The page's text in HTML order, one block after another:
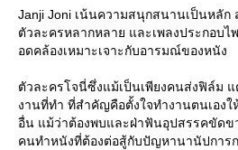
Janji Joni เน้นความสนุกสนานเป็นหลัก
ตัวละครหลากหลาย และเพลงประกอบไ
อดคล้องเหมาะเจาะกับอารมณ์ของหนัง
ตัวละครโจนี่ซึ่งแม้เป็นเพียงคนส่งฟิล์ม
งานที่ทำ ที่สำคัญคือตั้งใจทำงานตนเอง
อื่น แม้ว่าต้องพบและฝ่าฟันอุปสรรคขัดข
คนทำหนังที่ต้องต่อสู้กับปัญหานานัปการ